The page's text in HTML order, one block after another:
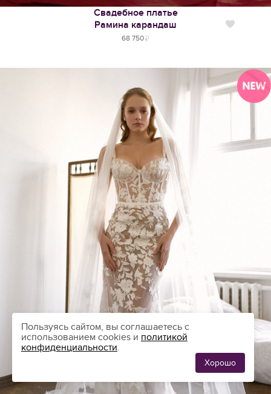
Свадебное платье
Рамина карандаш
68 750
Пользуясь сайтом, вы соглашаетесь с
использованием cookies и политикой
конфиденциальности.
Хорошо